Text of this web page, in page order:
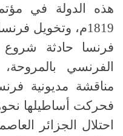
هذه الدولة في
1819م، وتخويل
فرنسا حادثة
مناقشة مديونية